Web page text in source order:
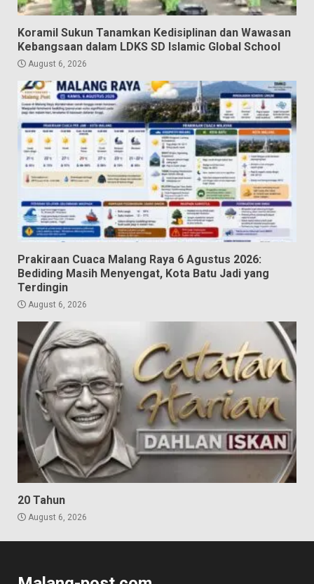
Koramil Sukun Tanamkan Kedisiplinan dan Wawasan
Kebangsaan dalam LDKS SD Islamic Global School
August 6, 2026
Prakiraan Cuaca Malang Raya 6 Agustus 2026:
Bediding Masih Menyengat, Kota Batu Jadi yang
Terdingin
August 6, 2026
20 Tahun
August 6, 2026